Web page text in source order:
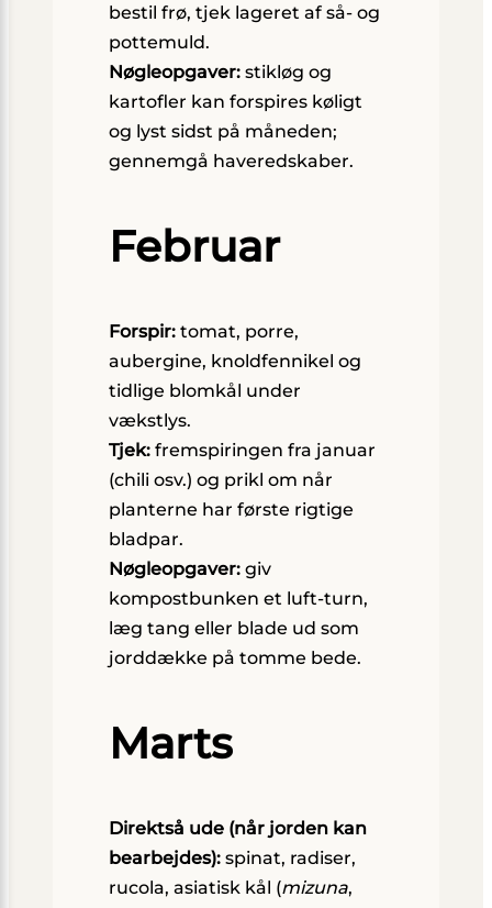
bestil frø, tjek lageret af så- og
pottemuld.
Nøgleopgaver:stikløg og
kartofler kan forspires køligt
og lyst sidst på måneden;
gennemgå haveredskaber.
Februar
Forspir:tomat, porre,
aubergine, knoldfennikel og
tidlige blomkål under
vækstlys.
Tjek:fremspiringen fra januar
(chili osv.) og prikl om når
planterne har første rigtige
bladpar.
Nøgleopgaver:giv
kompostbunken et luft-turn,
læg tang eller blade ud som
jorddække på tomme bede.
Marts
Direktså ude (når jorden kan
bearbejdes):spinat, radiser,
rucola, asiatisk kål (mizuna,